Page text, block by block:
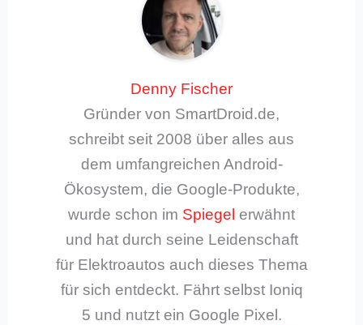
Denny Fischer
Gründer von SmartDroid.de,
schreibt seit 2008 über alles aus
dem umfangreichen Android-
Ökosystem, die Google-Produkte,
wurde schon im Spiegel erwähnt
und hat durch seine Leidenschaft
für Elektroautos auch dieses Thema
für sich entdeckt. Fährt selbst Ioniq
5 und nutzt ein Google Pixel.